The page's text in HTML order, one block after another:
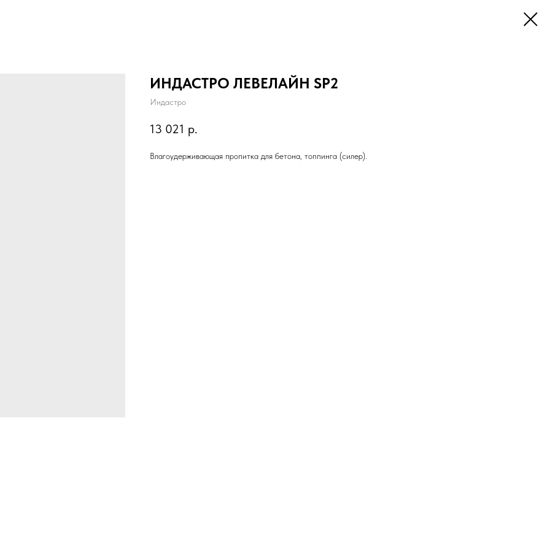
ИНДАСТРО ЛЕВЕЛАЙН SP2
Индастро
13 021 р.
Влагоудерживающая пропитка для бетона, топпинга (силер).